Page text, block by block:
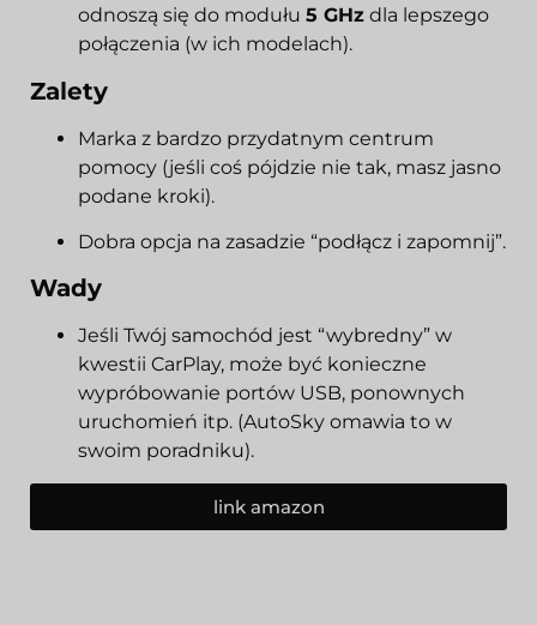
odnoszą się do modułu 5 GHz dla lepszego
połączenia (w ich modelach).
Zalety
Marka z bardzo przydatnym centrum
pomocy (jeśli coś pójdzie nie tak, masz jasno
podane kroki).
Dobra opcja na zasadzie “podłącz i zapomnij”.
Wady
Jeśli Twój samochód jest “wybredny” w
kwestii CarPlay, może być konieczne
wypróbowanie portów USB, ponownych
uruchomień itp. (AutoSky omawia to w
swoim poradniku).
link amazon